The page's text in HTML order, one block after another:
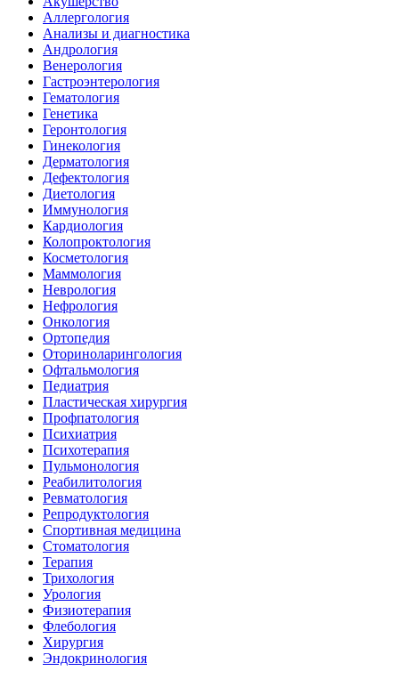
Аллергология
Анализы и диагностика
Андрология
Венерология
Гастроэнтерология
Гематология
Генетика
Геронтология
Гинекология
Дерматология
Дефектология
Диетология
Иммунология
Кардиология
Колопроктология
Косметология
Маммология
Неврология
Нефрология
Онкология
Ортопедия
Оториноларингология
Офтальмология
Педиатрия
Пластическая хирургия
Профпатология
Психиатрия
Психотерапия
Пульмонология
Реабилитология
Ревматология
Репродуктология
Спортивная медицина
Стоматология
Терапия
Трихология
Урология
Физиотерапия
Флебология
Хирургия
Эндокринология